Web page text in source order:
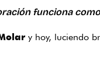
funciona
y hoy, luciendo